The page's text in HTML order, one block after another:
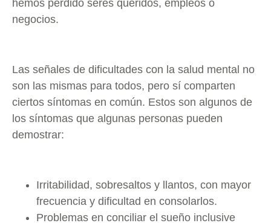
hemos perdido seres queridos, empleos o
negocios.
Las señales de dificultades con la salud mental no
son las mismas para todos, pero sí comparten
ciertos síntomas en común. Estos son algunos de
los síntomas que algunas personas pueden
demostrar:
Irritabilidad, sobresaltos y llantos, con mayor
frecuencia y dificultad en consolarlos.
Problemas en conciliar el sueño inclusive